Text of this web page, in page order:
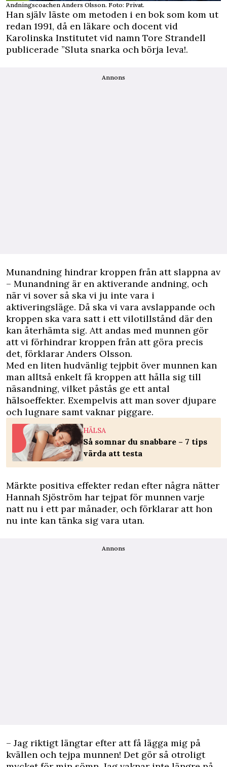
Andningscoachen Anders Olsson. Foto: Privat.
Han själv läste om metoden i en bok som kom ut
redan 1991, då en läkare och docent vid
Karolinska Institutet vid namn Tore Strandell
publicerade ”Sluta snarka och börja leva!.
Annons
Munandning hindrar kroppen från att slappna av
– Munandning är en aktiverande andning, och
när vi sover så ska vi ju inte vara i
aktiveringsläge. Då ska vi vara avslappande och
kroppen ska vara satt i ett vilotillstånd där den
kan återhämta sig. Att andas med munnen gör
att vi förhindrar kroppen från att göra precis
det, förklarar Anders Olsson.
Med en liten hudvänlig tejpbit över munnen kan
man alltså enkelt få kroppen att hålla sig till
näsandning, vilket påstås ge ett antal
hälsoeffekter. Exempelvis att man sover djupare
och lugnare samt vaknar piggare.
HÄLSA
Så somnar du snabbare – 7 tips
värda att testa
Märkte positiva effekter redan efter några nätter
Hannah Sjöström har tejpat för munnen varje
natt nu i ett par månader, och förklarar att hon
nu inte kan tänka sig vara utan.
Annons
– Jag riktigt längtar efter att få lägga mig på
kvällen och tejpa munnen! Det gör så otroligt